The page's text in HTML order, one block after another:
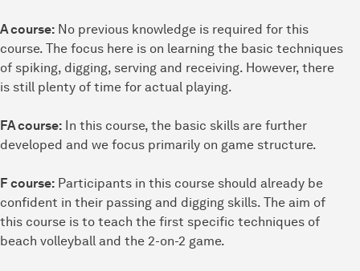
A course: No previous knowledge is required for this
course. The focus here is on learning the basic techniques
of spiking, digging, serving and receiving. However, there
is still plenty of time for actual playing.
FA course: In this course, the basic skills are further
developed and we focus primarily on game structure.
F course: Participants in this course should already be
confident in their passing and digging skills. The aim of
this course is to teach the first specific techniques of
beach volleyball and the 2-on-2 game.